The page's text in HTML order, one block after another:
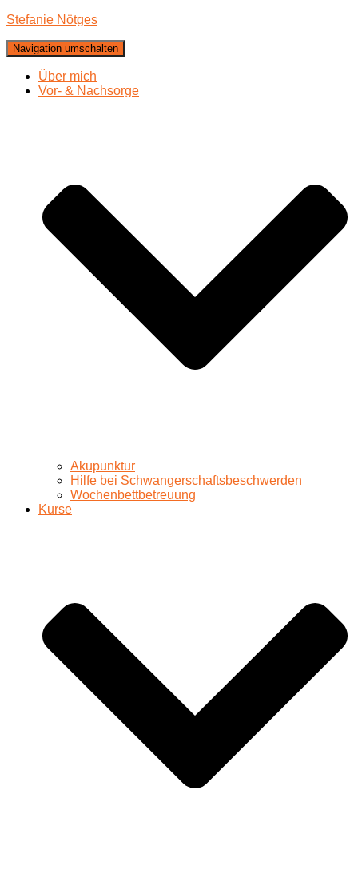
Stefanie Nötges
Navigation umschalten
Über mich
Vor- & Nachsorge
Akupunktur
Hilfe bei Schwangerschaftsbeschwerden
Wochenbettbetreuung
Kurse